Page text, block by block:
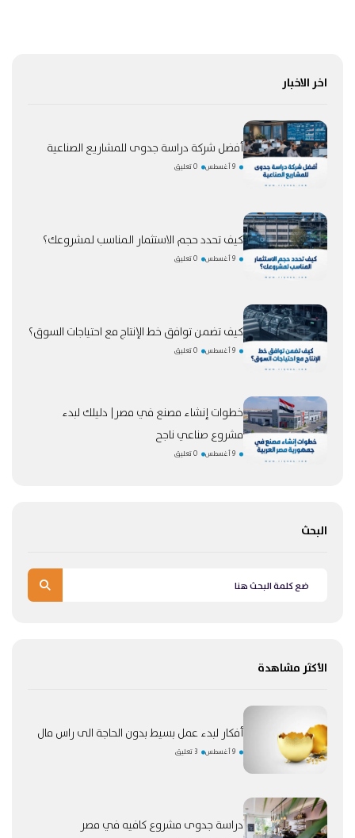
اخر الاخبار
أفضل شركة دراسة جدوى للمشاريع الصناعية
9 أغسطس 0 تعليق
كيف تحدد حجم الاستثمار المناسب لمشروعك؟
9 أغسطس 0 تعليق
كيف تضمن توافق خط الإنتاج مع احتياجات السوق؟
9 أغسطس 0 تعليق
خطوات إنشاء مصنع في مصر| دليلك لبدء
مشروع صناعي ناجح
9 أغسطس 0 تعليق
البحث
الأكثر مشاهدة
أفكار لبدء عمل بسيط بدون الحاجة الى راس مال
9 أغسطس 3 تعليق
دراسة جدوى مشروع كافيه في مصر